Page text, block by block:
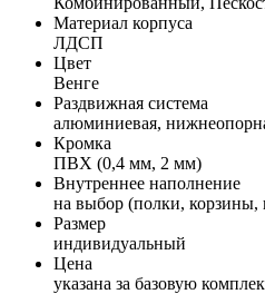
Материал корпуса
ЛДСП
Цвет
Венге
Раздвижная система
алюминиевая,
Кромка
ПВХ (0,4 мм, 2 мм)
Внутреннее наполнение
на выбор (полки, корзины,
Размер
индивидуальный
Цена
указана за базовую